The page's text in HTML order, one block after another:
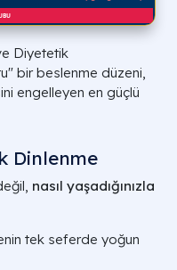
Diyetetik
bir beslenme düzeni,
engelleyen en güçlü
Dinlenme
nasıl yaşadığınızla
tek seferde yoğun